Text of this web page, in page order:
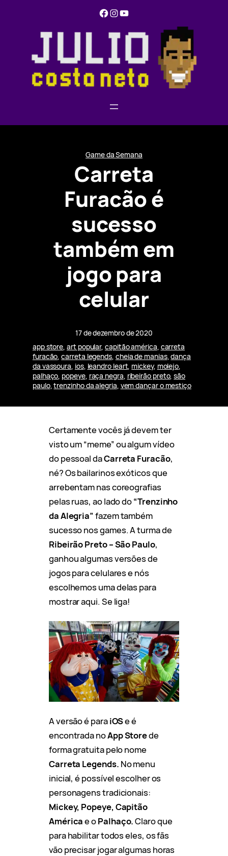
Facebook Instagram YouTube
Game da Semana
Carreta
Furacão é
sucesso
também em
jogo para
celular
17 de dezembro de 2020
app store, art popular, capitão américa, carreta
furacão, carreta legends, cheia de manias, dança
da vassoura, ios, leandro leart, mickey, molejo
palhaço, popeye, raça negra, ribeirão preto, são
paulo, trenzinho da alegria, vem dançar o mestiço
Certamente vocês já devem ter
visto um “meme” ou algum vídeo
do pessoal daCarreta Furacão,
né? Os bailarinos exóticos que
arrebentam nas coreografias
pelas ruas, ao lado do“Trenzinho
da Alegria”fazem também
sucesso nos games. A turma de
Ribeirão Preto – São Paulo,
ganhou algumas versões de
jogos para celulares e nós
escolhemos uma delas para
mostrar aqui. Se liga!
A versão é paraiOSe é
encontrada noApp Storede
forma gratuita pelo nome
Carreta Legends. No menu
inicial, é possível escolher os
personagens tradicionais:
Mickey, Popeye, Capitão
Américae oPalhaço.Claro que
para habilitar todos eles, os fãs
vão precisar jogar algumas horas